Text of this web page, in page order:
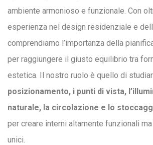
ambiente armonioso e funzionale. Con
esperienza nel design residenziale e
comprendiamo l’importanza della
per raggiungere il giusto equilibrio tra
estetica. Il nostro ruolo è quello di
posizionamento, i punti di vista,
naturale, la circolazione e lo
per creare interni altamente funzionali
unici.